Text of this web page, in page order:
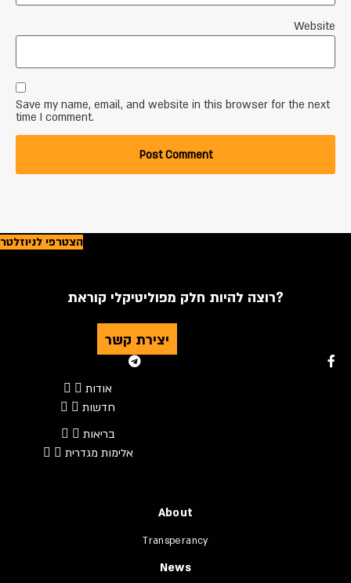
Website
Save my name, email, and website in this browser for the next
time I comment.
הצטרפי לניוזלטר
רוצה להיות חלק מפוליטיקלי קוראת?
יצירת קשר
אודות
חדשות
בריאות
אלימות מגדרית
About
Transperancy
News